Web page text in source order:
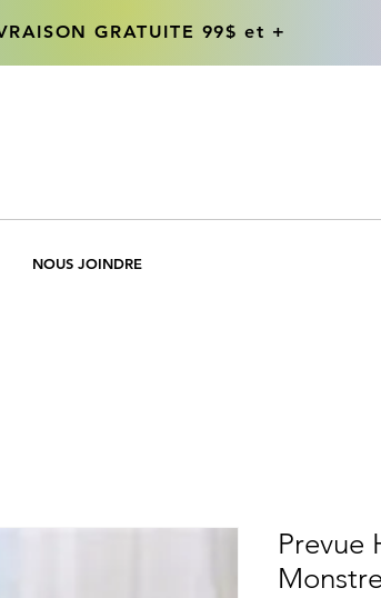
LIVRAISON GRATUITE 99$ et +
GRATUITE 99$ et +
NOUS JOINDRE
Prevue